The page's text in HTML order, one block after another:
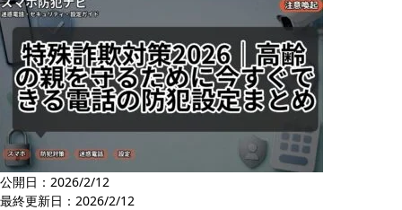
公開日：2026/2/12
最終更新日： 2026/2/12